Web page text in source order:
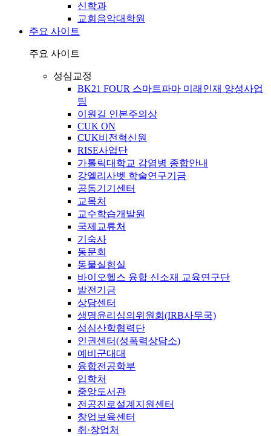
신학과
교회음악대학원
주요 사이트
주요 사이트
성심교정
BK21 FOUR 스마트파마 미래인재 양성사업
팀
이원길 인본주의상
CUK ON
CUK비전혁신원
RISE사업단
가톨릭대학교 감염병 종합안내
강엘리사벳 학술연구기금
공동기기센터
교목처
교수학습개발원
국제교류처
기숙사
동문회
동물실험실
바이오헬스 융합 신소재 교육연구단
발전기금
상담센터
생명윤리심의위원회(IRB사무국)
성심산학협력단
인권센터(성폭력상담소)
예비군대대
융합전공학부
입학처
중앙도서관
전공진로설계지원센터
창업보육센터
취·창업처